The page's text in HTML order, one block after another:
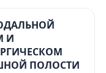
И
ПОЛОСТИ